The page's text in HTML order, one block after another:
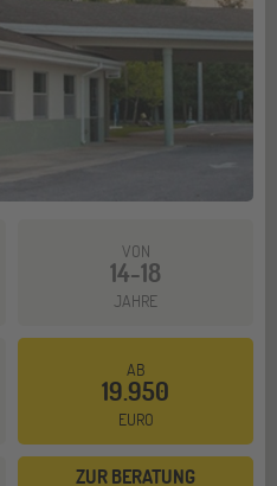
VON
14-18
JAHRE
AB
19.950
EURO
ZUR BERATUNG